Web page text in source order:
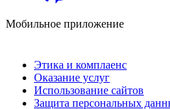
Мобильное приложение
Этика и комплаенс
Оказание услуг
Использование сайтов
Защита персональных